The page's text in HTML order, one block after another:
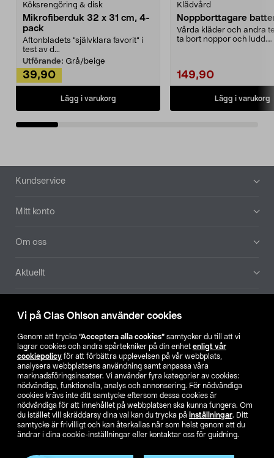
Vi på Clas Ohlson använder cookies
Genom att trycka ”Acceptera alla cookies” samtycker du till att vi
lagrar cookies och andra spårtekniker på din enhet enligt vår
cookiepolicy för att förbättra upplevelsen på vår webbplats,
analysera webbplatsens användning samt anpassa våra
marknadsföringsinsatser. Vi använder fyra kategorier av cookies:
nödvändiga, funktionella, analys och annonsering. För nödvändiga
cookies krävs inte ditt samtycke eftersom dessa cookies är
nödvändiga för att innehållet på webbplatsen ska kunna fungera. Om
du istället vill skräddarsy dina val kan du trycka på inställningar. Ditt
samtycke är frivilligt och kan återkallas när som helst genom att du
ändrar i dina cookie-inställningar eller kontaktar oss för guidning.
Köksrengöring & disk
Mikrofiberduk 32 x 31 cm, 4-
pack
Aftonbladets "självklara favorit” i
test av d...
Utförande: Grå/beige
39,90
Lägg i varukorg
Klädvård
Noppborttagare
Vårda kläder och andra
ta bort noppor och ludd.
149,90
Lägg i varukorg
Sidfot
Kundservice
Mitt konto
Om oss
Aktuellt
Hitta butik
SE NO FI